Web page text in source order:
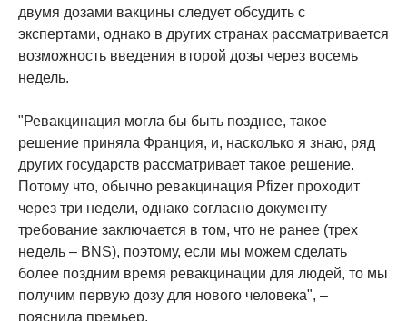
двумя дозами вакцины следует обсудить с
экспертами, однако в других странах рассматривается
возможность введения второй дозы через восемь
недель.
"Ревакцинация могла бы быть позднее, такое
решение приняла Франция, и, насколько я знаю, ряд
других государств рассматривает такое решение.
Потому что, обычно ревакцинация Pfizer проходит
через три недели, однако согласно документу
требование заключается в том, что не ранее (трех
недель – BNS), поэтому, если мы можем сделать
более поздним время ревакцинации для людей, то мы
получим первую дозу для нового человека", –
пояснила премьер.